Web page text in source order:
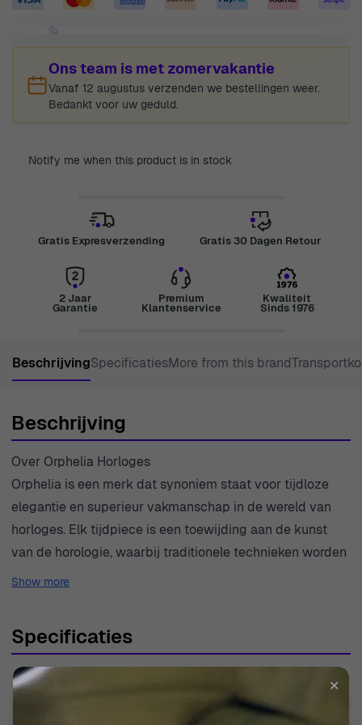
Ons team is met zomervakantie
Vanaf 12 augustus verzenden we bestellingen weer.
Bedankt voor uw geduld.
Notify me when this product is in stock
Gratis Expresverzending Gratis 30 Dagen Retour
2 Jaar
Garantie
Premium
Klantenservice
Kwaliteit
Sinds 1976
BeschrijvingSpecificatiesMore from this brand
Beschrijving
Over Orphelia Horloges
Orphelia is een merk dat synoniem staat voor tijdloze
elegantie en superieur vakmanschap in de wereld van
horloges. Elk tijdpiece is een toewijding aan de kunst
van de horologie, waarbij traditionele technieken worden
gecombineerd met eigentijds ontwerp. Het merk legt een
Met een rijke erfenis en een passie voor fijne details richt
Orphelia zich op de veeleisende gentleman die
betrouwbaarheid en verfijning waardeert. Hun collecties
zijn ontworpen om veelzijdig te zijn, en bieden het
Show more
Specificaties
SKU ✕